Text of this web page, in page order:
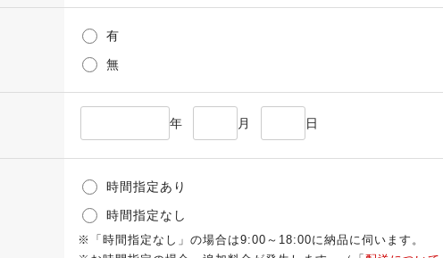
有
無
年 月 日
時間指定あり
時間指定なし
※「時間指定なし」の場合は9:00～18:00に納品に伺います。